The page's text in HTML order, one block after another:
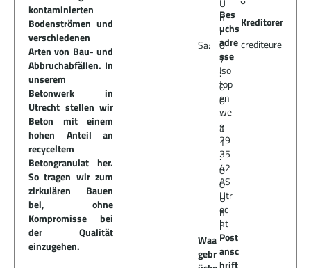
kontaminierten
Bodenströmen und
verschiedenen
Arten von Bau- und
Abbruchabfällen. In
unserem
Betonwerk in
Utrecht stellen wir
Beton mit einem
hohen Anteil an
recyceltem
Betongranulat her.
So tragen wir zum
zirkulären Bauen
bei, ohne
Kompromisse bei
der Qualität
einzugehen.
U
h
r
Sa:
0
7
:
0
0
–
1
1
:
0
0
U
h
r
Waa
gebr
Bes
uchs
adre
sse
Iso
top
en
we
g
29
35
42
AS
Utr
ec
ht
Post
ansc
hrift